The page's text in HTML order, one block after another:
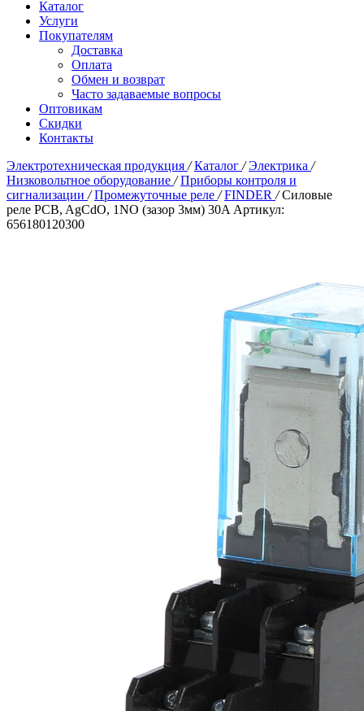
Каталог
Услуги
Покупателям
Доставка
Оплата
Обмен и возврат
Часто задаваемые вопросы
Оптовикам
Скидки
Контакты
Электротехническая продукция / Каталог / Электрика /
Низковольтное оборудование / Приборы контроля и
сигнализации / Промежуточные реле / FINDER / Силовые
реле PCB, AgCdO, 1NO (зазор 3мм) 30A Артикул:
656180120300